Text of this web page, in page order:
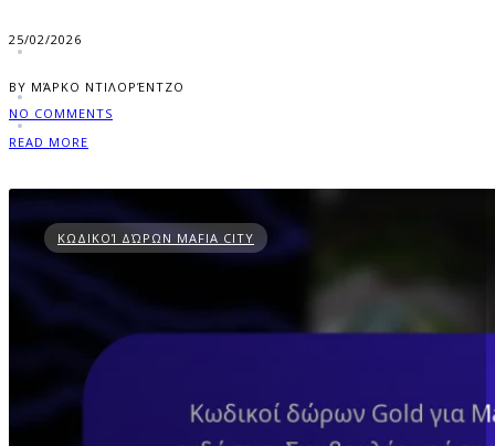
25/02/2026
BY ΜΆΡΚΟ ΝΤΙΛΟΡΈΝΤΖΟ
NO COMMENTS
READ MORE
ΚΩΔΙΚΟΊ ΔΏΡΩΝ MAFIA CITY